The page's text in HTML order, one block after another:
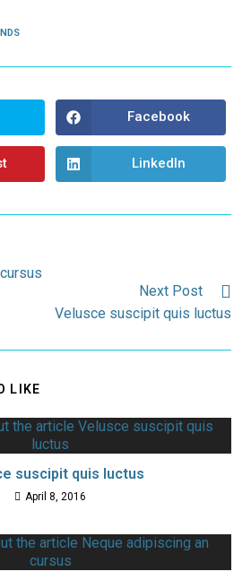
Opens
in
a
new
window
Facebook
Opens
in
window
LinkedIn
Next Post
Velusce suscipit quis luctus
LIKE
suscipit quis luctus
April 8, 2016